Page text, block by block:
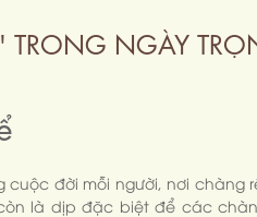
TRONG NGÀY
đời mỗi người, nơi chàng
là dịp đặc biệt để các